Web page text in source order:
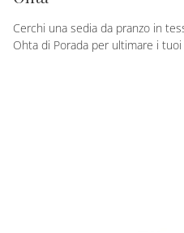
Cerchi una sedia da pranzo in
Ohta di Porada per ultimare i